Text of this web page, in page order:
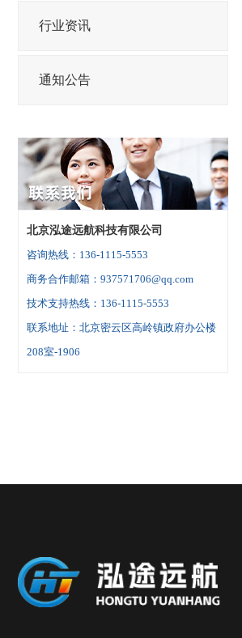
行业资讯
通知公告
北京泓途远航科技有限公司
咨询热线：136-1115-5553
商务合作邮箱：937571706@qq.com
技术支持热线：136-1115-5553
联系地址：北京密云区高岭镇政府办公楼
208室-1906